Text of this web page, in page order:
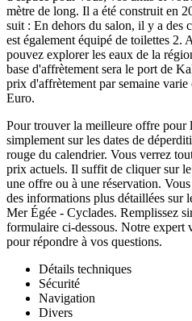
mètre de long. Il a été construit en
suit : En dehors du salon, il y a des
est également équipé de toilettes 2.
pouvez explorer les eaux de la
base d'affrètement sera le port de
prix d'affrètement par semaine
Euro.
Pour trouver la meilleure offre pour
simplement sur les dates de
rouge du calendrier. Vous verrez
prix actuels. Il suffit de cliquer sur
une offre ou à une réservation.
des informations plus détaillées sur
Mer Égée - Cyclades. Remplissez
formulaire ci-dessous. Notre expert
pour répondre à vos questions.
Détails techniques
Sécurité
Navigation
Divers